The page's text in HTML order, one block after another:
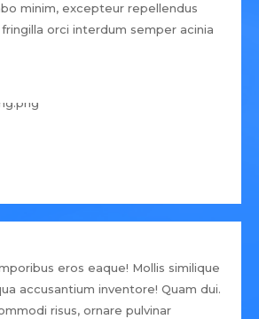
minim, excepteur repellendus
orci interdum semper acinia
eros eaque! Mollis similique
accusantium inventore! Quam dui.
risus, ornare pulvinar